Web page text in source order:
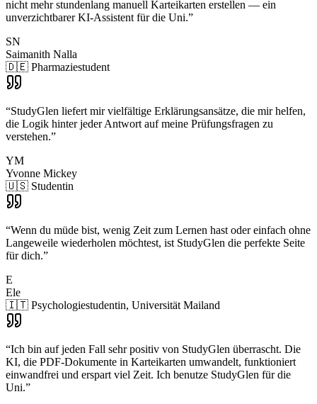
nicht mehr stundenlang manuell Karteikarten erstellen — ein
unverzichtbarer KI-Assistent für die Uni.”
SN
Saimanith Nalla
🇩🇪 Pharmaziestudent
“StudyGlen liefert mir vielfältige Erklärungsansätze, die mir helfen,
die Logik hinter jeder Antwort auf meine Prüfungsfragen zu
verstehen.”
YM
Yvonne Mickey
🇺🇸 Studentin
“Wenn du müde bist, wenig Zeit zum Lernen hast oder einfach ohne
Langeweile wiederholen möchtest, ist StudyGlen die perfekte Seite
für dich.”
E
Ele
🇮🇹 Psychologiestudentin, Universität Mailand
“Ich bin auf jeden Fall sehr positiv von StudyGlen überrascht. Die
KI, die PDF-Dokumente in Karteikarten umwandelt, funktioniert
einwandfrei und erspart viel Zeit. Ich benutze StudyGlen für die
Uni.”